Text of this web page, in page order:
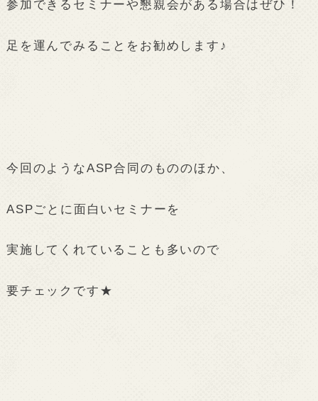
参加できるセミナーや懇親会がある場合はぜひ！
足を運んでみることをお勧めします♪
今回のようなASP合同のもののほか、
ASPごとに面白いセミナーを
実施してくれていることも多いので
要チェックです★